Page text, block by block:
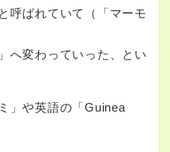
呼ばれていて（「マーモ
へ変わっていった、とい
」や英語の「Guinea